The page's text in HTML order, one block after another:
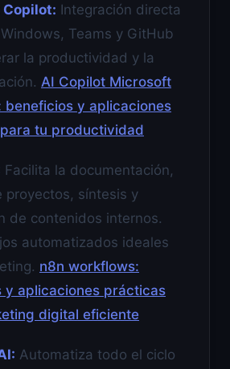
Integración directa
Teams y GitHub
la productividad y la
AI Copilot Microsoft
beneficios y aplicaciones
tu productividad
Facilita la documentación,
proyectos, síntesis y
de contenidos internos.
automatizados ideales
n8n workflows:
y aplicaciones prácticas
digital eficiente
Automatiza todo el ciclo